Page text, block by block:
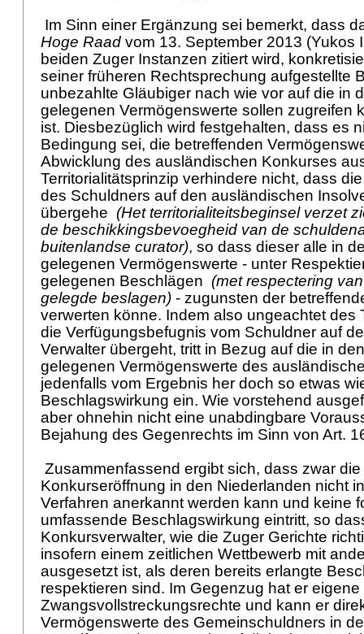
Im Sinn einer Ergänzung sei bemerkt, dass
Hoge Raad vom 13. September 2013 (Yukos
beiden Zuger Instanzen zitiert wird,
seiner früheren Rechtsprechung aufgestellte
unbezahlte Gläubiger nach wie vor auf die in
gelegenen Vermögenswerte sollen zugreifen
ist. Diesbezüglich wird festgehalten, dass es
Bedingung sei, die betreffenden
Abwicklung des ausländischen Konkurses
Territorialitätsprinzip verhindere nicht, dass
des Schuldners auf den ausländischen
übergehe (Het territorialiteitsbeginsel verzet
de beschikkingsbevoegheid van de
buitenlandse curator), so dass dieser alle in
gelegenen Vermögenswerte - unter
gelegenen Beschlägen (met respectering
gelegde beslagen) - zugunsten der
verwerten könne. Indem also ungeachtet des
die Verfügungsbefugnis vom Schuldner auf
Verwalter übergeht, tritt in Bezug auf die in
gelegenen Vermögenswerte des
jedenfalls vom Ergebnis her doch so etwas
Beschlagswirkung ein. Wie vorstehend
aber ohnehin nicht eine unabdingbare
Bejahung des Gegenrechts im Sinn von Art.
Zusammenfassend ergibt sich, dass zwar
Konkurseröffnung in den Niederlanden nicht
Verfahren anerkannt werden kann und keine
umfassende Beschlagswirkung eintritt, so
Konkursverwalter, wie die Zuger Gerichte
insofern einem zeitlichen Wettbewerb mit
ausgesetzt ist, als deren bereits erlangte
respektieren sind. Im Gegenzug hat er
Zwangsvollstreckungsrechte und kann er
Vermögenswerte des Gemeinschuldners in